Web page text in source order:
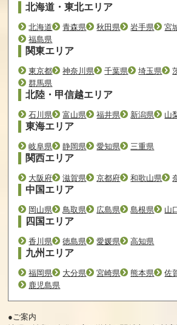
北海道・東北エリア
北海道 青森県 秋田県 岩手県 宮
福島県
関東エリア
東京都 神奈川県 千葉県 埼玉県
群馬県
北陸・甲信越エリア
石川県 富山県 福井県 新潟県 山
東海エリア
岐阜県 静岡県 愛知県 三重県
関西エリア
大阪府 滋賀県 京都府 和歌山県
中国エリア
岡山県 鳥取県 広島県 島根県 山
四国エリア
香川県 徳島県 愛媛県 高知県
九州エリア
福岡県 大分県 宮崎県 熊本県 佐
鹿児島県
●ご案内